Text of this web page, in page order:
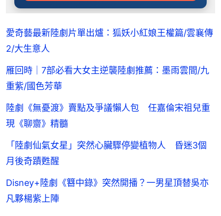
愛奇藝最新陸劇片單出爐：狐妖小紅娘王權篇/雲襄傳
2/大生意人
雁回時｜7部必看大女主逆襲陸劇推薦：墨雨雲間/九
重紫/國色芳華
陸劇《無憂渡》賣點及爭議懶人包 任嘉倫宋祖兒重
現《聊齋》精髓
「陸劇仙氣女星」突然心臟驟停變植物人 昏迷3個
月後奇蹟甦醒
Disney+陸劇《簪中錄》突然開播？一男星頂替吳亦
凡夥楊紫上陣